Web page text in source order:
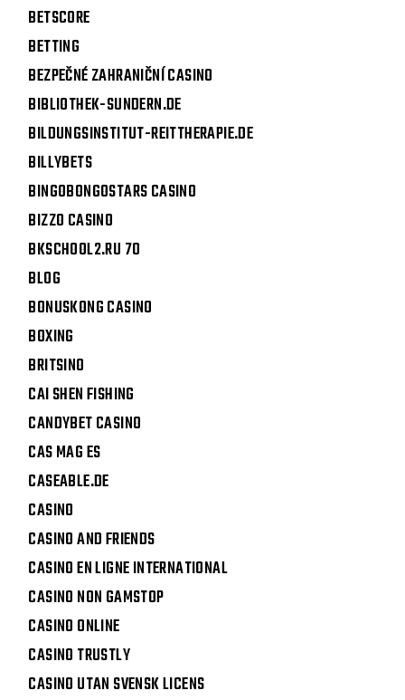
BETSCORE
BETTING
BEZPEČNÉ ZAHRANIČNÍ CASINO
BIBLIOTHEK-SUNDERN.DE
BILDUNGSINSTITUT-REITTHERAPIE.DE
BILLYBETS
BINGOBONGOSTARS CASINO
BIZZO CASINO
BKSCHOOL2.RU 70
BLOG
BONUSKONG CASINO
BOXING
BRITSINO
CAI SHEN FISHING
CANDYBET CASINO
CAS MAG ES
CASEABLE.DE
CASINO
CASINO AND FRIENDS
CASINO EN LIGNE INTERNATIONAL
CASINO NON GAMSTOP
CASINO ONLINE
CASINO TRUSTLY
CASINO UTAN SVENSK LICENS